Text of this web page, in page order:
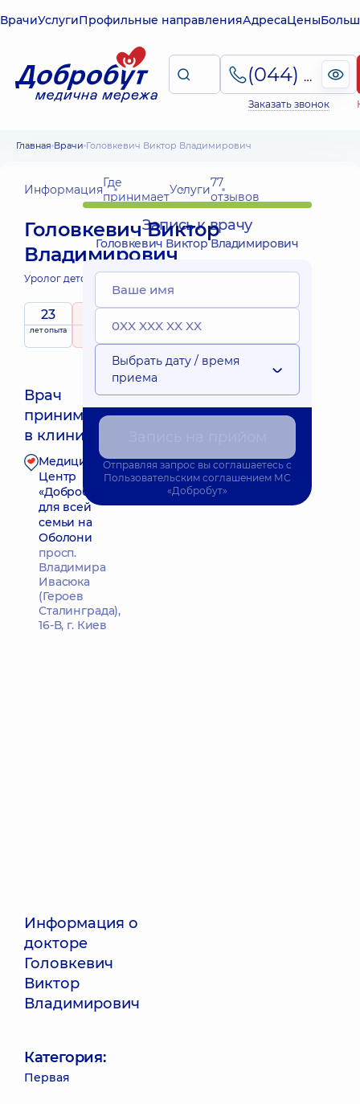
ВрачиУслугиПрофильные направленияАдресаЦены
(044) 495-2-888
Заказать звонок
Главная Врачи Головкевич Виктор Владимирович
ИнформацияГде
принимаетУслуги77
отзывов
Головкевич Виктор
Владимирович
Уролог детский;
23
лет опыта рейтингна основе
принимает
Врач
принимает
в клинике
Ближайшее время приема: 10.08.2026 17:30
Медицинский
Центр
«Добробут»
для всей
семьи на
Оболони
просп.
Владимира
Ивасюка
(Героев
Сталинграда),
16-В, г. Киев
Запись к врачу
Информация о
докторе
Головкевич
Виктор
Владимирович
Категория:
Первая
Запись к врачу
Головкевич Виктор Владимирович
Выбрать дату / время
приема
Отправляя запрос вы соглашаетесь с
Пользовательским соглашением МС
«Добробут»